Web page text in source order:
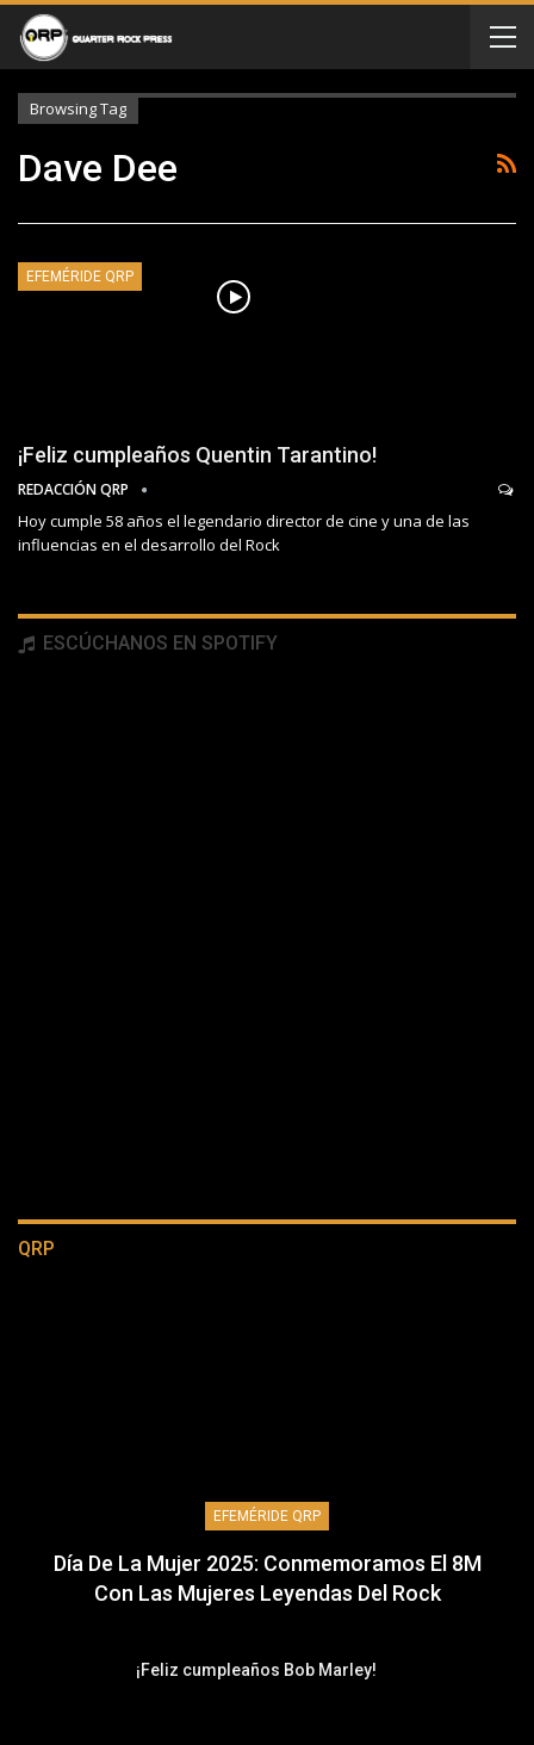
Browsing Tag
Dave Dee
EFEMÉRIDE QRP
¡Feliz cumpleaños Quentin Tarantino!
REDACCIÓN QRP
Hoy cumple 58 años el legendario director de cine y una de las
influencias en el desarrollo del Rock
ESCÚCHANOS EN SPOTIFY
QRP
EFEMÉRIDE QRP
Día De La Mujer 2025: Conmemoramos El 8M
Con Las Mujeres Leyendas Del Rock
¡Feliz cumpleaños Bob Marley!